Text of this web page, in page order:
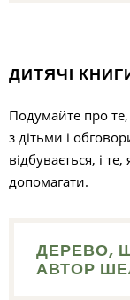
ДИТЯЧІ
Подумайте про
з дітьми і
відбувається, і
допомагати.
ДЕРЕВО,
АВТОР